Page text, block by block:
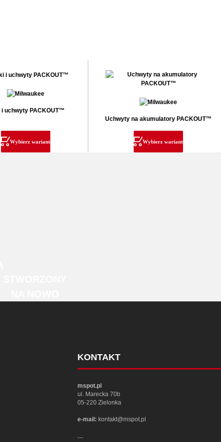
i uchwyty PACKOUT™
Wybierz wariant
Uchwyty na akumulatory PACKOUT™
Wybierz wariant
KONTAKT
mspot.pl
ul. Marecka 70b
05-220 Zielonka
e-mail: kontakt@mspot.pl
---